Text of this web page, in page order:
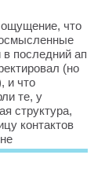
ощущение, что
последний ап
(но
и что
те, у
структура,
контактов
непонятки